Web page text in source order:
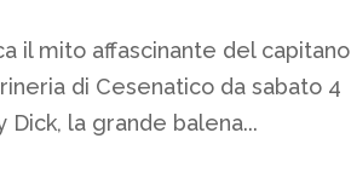
il mito affascinante del capitano
di Cesenatico da sabato 4
la grande balena...